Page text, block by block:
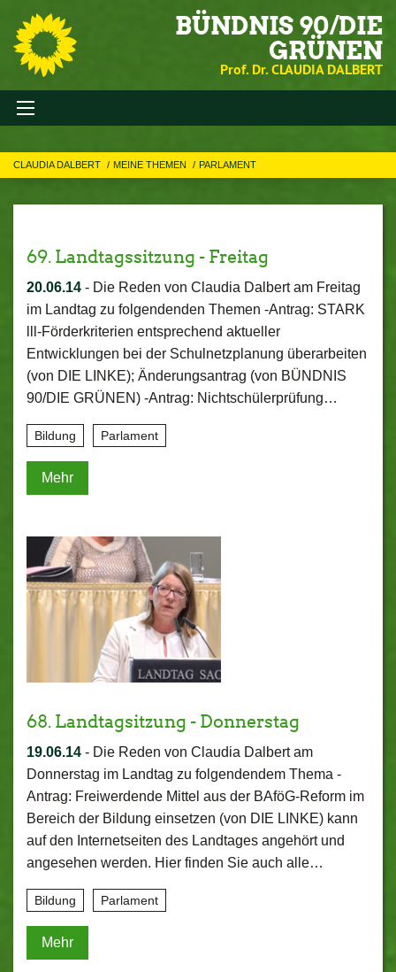
BÜNDNIS 90/DIE
GRÜNEN
Prof. Dr. CLAUDIA DALBERT
CLAUDIA DALBERT MEINE THEMEN PARLAMENT
69. Landtagssitzung - Freitag
20.06.14 - Die Reden von Claudia Dalbert am Freitag
im Landtag zu folgendenden Themen -Antrag: STARK
lll-Förderkriterien entsprechend aktueller
Entwicklungen bei der Schulnetzplanung überarbeiten
(von DIE LINKE); Änderungsantrag (von BÜNDNIS
90/DIE GRÜNEN) -Antrag: Nichtschülerprüfung…
Bildung Parlament
Mehr
68. Landtagsitzung - Donnerstag
19.06.14 - Die Reden von Claudia Dalbert am
Donnerstag im Landtag zu folgendendem Thema -
Antrag: Freiwerdende Mittel aus der BAföG-Reform im
Bereich der Bildung einsetzen (von DIE LINKE) kann
auf den Internetseiten des Landtages angehört und
angesehen werden. Hier finden Sie auch alle…
Bildung Parlament
Mehr